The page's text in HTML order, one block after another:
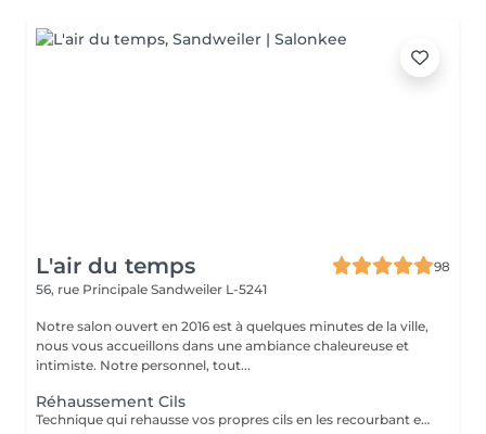
L'air du temps
98
56, rue Principale Sandweiler L-5241
Notre salon ouvert en 2016 est à quelques minutes de la ville,
nous vous accueillons dans une ambiance chaleureuse et
intimiste. Notre personnel, tout...
Réhaussement Cils
Technique qui rehausse vos propres cils en les recourbant et en leur donnant une apparence allongée. Vous donnera un regard agrandi. Tenue 2 à 3 mois. La teinture est vivement recommandée pour obtenir un meilleur résultat, un regard plus intense. La kératine est un soin pour, hydrater, nourrir et fortifier les cils. Il faut garder les yeux fermés pendant le traitement. Ne pas venir avec de mascara ce jour de préférence. Pour un regard encore plus spectaculaire vous pouvez combiner avec le réhaussement de sourcils, appelé Browlift.